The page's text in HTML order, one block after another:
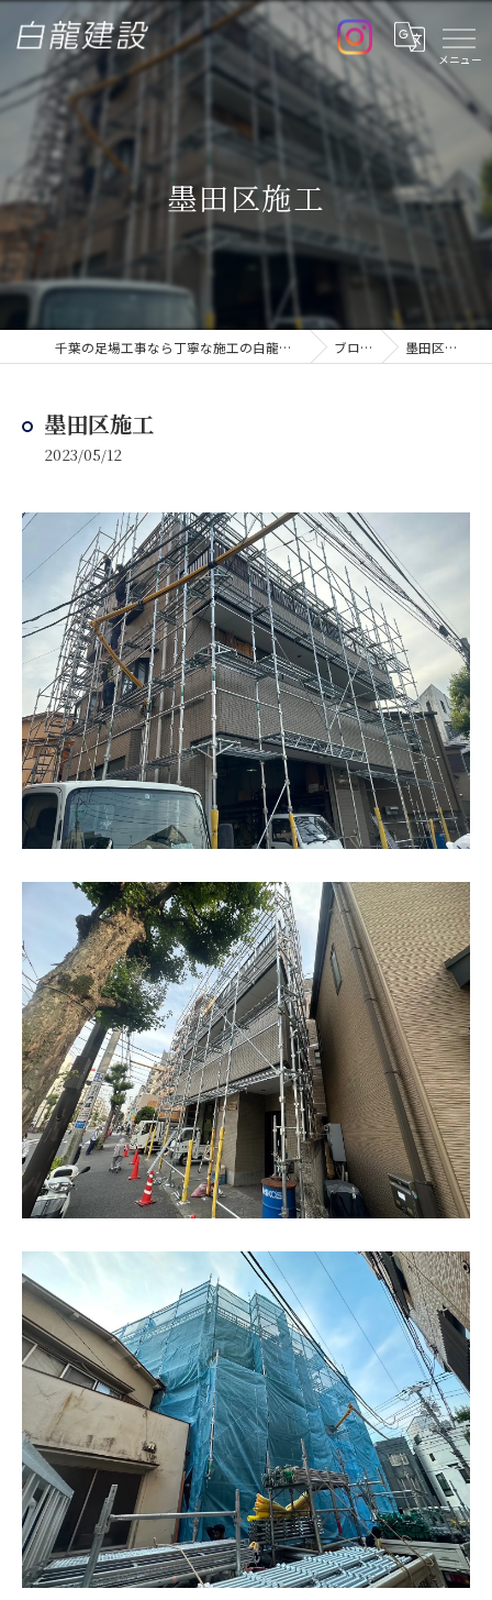
墨田区施工
千葉の足場工事なら丁寧な施工の白龍建設 ブログ 墨田区施工
墨田区施工
2023/05/12